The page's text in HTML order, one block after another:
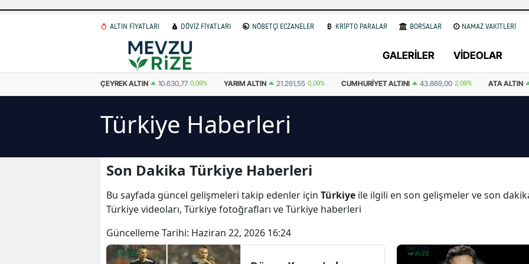
ALTIN FİYATLARI DÖVİZ FİYATLARI NÖBETÇİ ECZANELER KRİPTO PARALAR BORSALAR NAMAZ VAKİTLERİ
GALERİLER VİDEOLAR
YARIM ALTIN 21.261,55 0,09% CUMHURIYET ALTINI 43.869,00 2,09% ATA ALTIN 43.487,00 0,84% DOLAR
Türkiye Haberleri
Son Dakika Türkiye Haberleri
Bu sayfada güncel gelişmeleri takip edenler için Türkiye ile ilgili en son gelişmeler ve son
Türkiye videoları, Türkiye fotoğrafları ve Türkiye haberleri
Güncelleme Tarihi: Haziran 22, 2026 16:24